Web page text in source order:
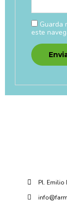
Guarda
este
Pl. Emilio